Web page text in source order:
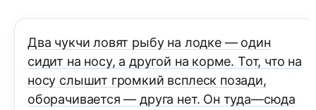
Два чукчи ловят рыбу на лодке — один
сидит на носу, а другой на корме. Тот, что на
носу слышит громкий всплеск позади,
оборачивается — друга нет. Он туда—сюда